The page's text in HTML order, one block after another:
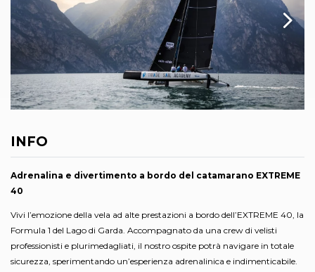
INFO
Adrenalina e divertimento a bordo del catamarano EXTREME
40
Vivi l’emozione della vela ad alte prestazioni a bordo dell’EXTREME 40, la
Formula 1 del Lago di Garda. Accompagnato da una crew di velisti
professionisti e plurimedagliati, il nostro ospite potrà navigare in totale
sicurezza, sperimentando un’esperienza adrenalinica e indimenticabile.